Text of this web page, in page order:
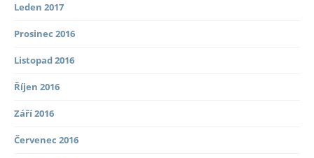
Leden 2017
Prosinec 2016
Listopad 2016
Říjen 2016
Září 2016
Červenec 2016